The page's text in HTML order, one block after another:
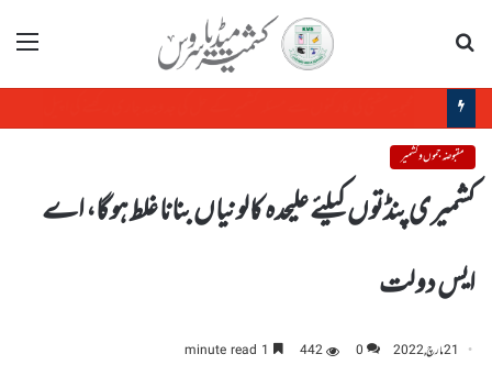
مینو
مقبوضہ جموں و کشمیر
کشمیری پنڈتوں کیلئے علیحدہ کالونیاں بنانا غلط ہو گا، اے
ایس دولت
21 مارچ, 2022 0
442